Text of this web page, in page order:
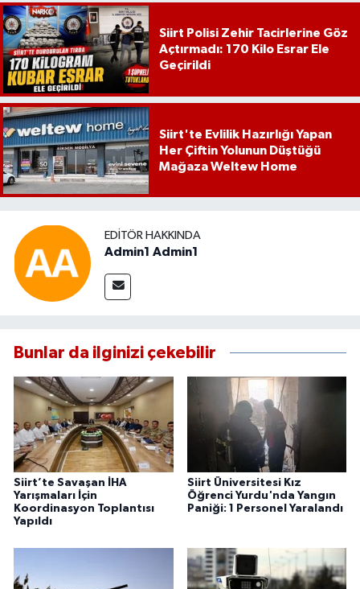
Siirt Polisi Zehir Tacirlerine Göz
Açtırmadı: 170 Kilo Esrar Ele
Geçirildi
Siirt'te Evlilik Hazırlığı Yapan
Her Çiftin Yolunun Düştüğü
Mağaza Weltew Home
EDITÖR HAKKINDA
Admin1 Admin1
Bunlar da ilginizi çekebilir
Siirt’te Savaşan İHA
Yarışmaları İçin
Koordinasyon Toplantısı
Yapıldı
Siirt Üniversitesi Kız
Öğrenci Yurdu'nda Yangın
Paniği: 1 Personel Yaralandı